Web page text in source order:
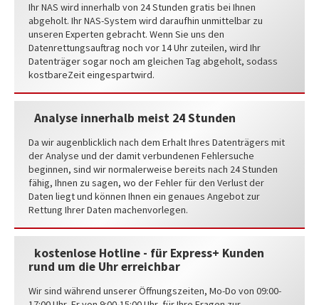
Ihr NAS wird innerhalb von 24 Stunden gratis bei Ihnen
abgeholt. Ihr NAS-System wird daraufhin unmittelbar zu
unseren Experten gebracht. Wenn Sie uns den
Datenrettungsauftrag noch vor 14 Uhr zuteilen, wird Ihr
Datenträger sogar noch am gleichen Tag abgeholt, sodass
kostbareZeit eingespartwird.
Analyse innerhalb meist 24 Stunden
Da wir augenblicklich nach dem Erhalt Ihres Datenträgers mit
der Analyse und der damit verbundenen Fehlersuche
beginnen, sind wir normalerweise bereits nach 24 Stunden
fähig, Ihnen zu sagen, wo der Fehler für den Verlust der
Daten liegt und können Ihnen ein genaues Angebot zur
Rettung Ihrer Daten machenvorlegen.
kostenlose Hotline - für Express+ Kunden
rund um die Uhr erreichbar
Wir sind während unserer Öffnungszeiten, Mo-Do von 09:00-